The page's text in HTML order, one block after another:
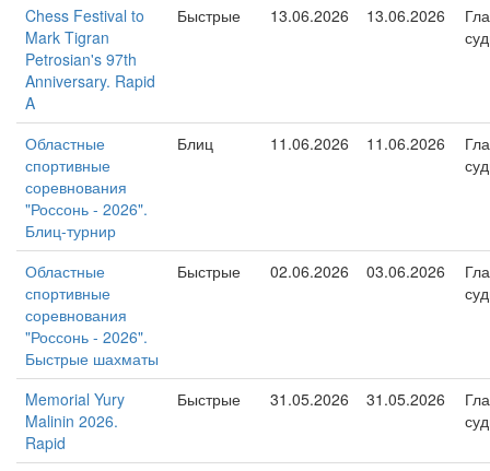
Chess Festival to
Mark Tigran
Petrosian's 97th
Anniversary. Rapid
A
Быстрые 13.06.2026 13.06.2026
Областные
спортивные
соревнования
"Россонь - 2026".
Блиц-турнир
Блиц 11.06.2026 11.06.2026
Областные
спортивные
соревнования
"Россонь - 2026".
Быстрые шахматы
Быстрые 02.06.2026 03.06.2026
Memorial Yury
Malinin 2026.
Rapid
Быстрые 31.05.2026 31.05.2026